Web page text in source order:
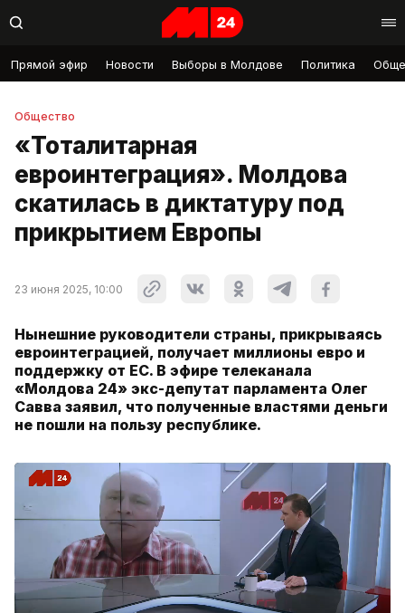
Прямой эфир Новости Выборы в Молдове Политика
Общество
«Тоталитарная
евроинтеграция». Молдова
скатилась в диктатуру под
прикрытием Европы
23 июня 2025, 10:00
Нынешние руководители страны, прикрываясь
евроинтеграцией, получает миллионы евро и
поддержку от ЕС. В эфире телеканала
«Молдова 24» экс-депутат парламента Олег
Савва заявил, что полученные властями деньги
не пошли на пользу республике.